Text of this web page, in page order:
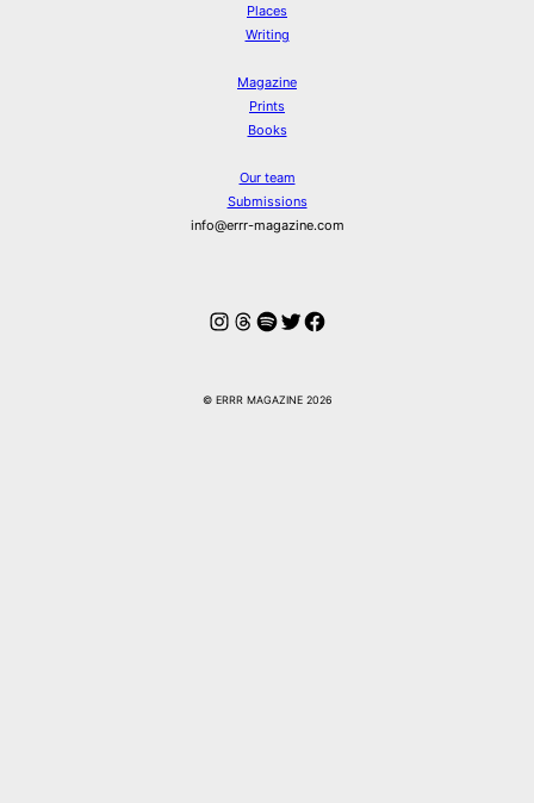
Places
Writing
Magazine
Prints
Books
Our team
Submissions
info@errr-magazine.com
Instagram
Threads
Spotify
Twitter
Facebook
© ERRR MAGAZINE 2026